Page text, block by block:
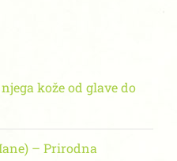
kože od glave do
– Prirodna